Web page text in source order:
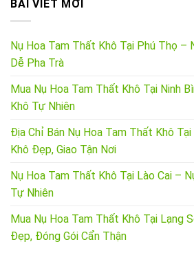
BÀI VIẾT MỚI
Nụ Hoa Tam Thất Khô Tại Phú Thọ –
Dễ Pha Trà
Mua Nụ Hoa Tam Thất Khô Tại Ninh
Khô Tự Nhiên
Địa Chỉ Bán Nụ Hoa Tam Thất Khô
Khô Đẹp, Giao Tận Nơi
Nụ Hoa Tam Thất Khô Tại Lào Cai –
Tự Nhiên
Mua Nụ Hoa Tam Thất Khô Tại Lạng
Đẹp, Đóng Gói Cẩn Thận